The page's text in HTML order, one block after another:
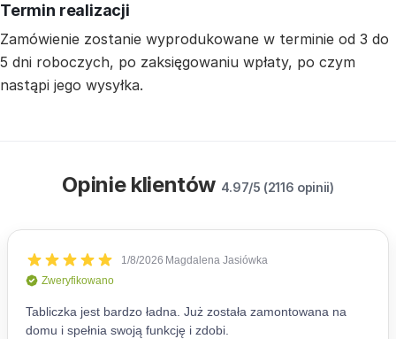
Termin realizacji
Zamówienie zostanie wyprodukowane w terminie od 3 do
5 dni roboczych, po zaksięgowaniu wpłaty, po czym
nastąpi jego wysyłka.
Opinie klientów 4.97/5 (2116 opinii)